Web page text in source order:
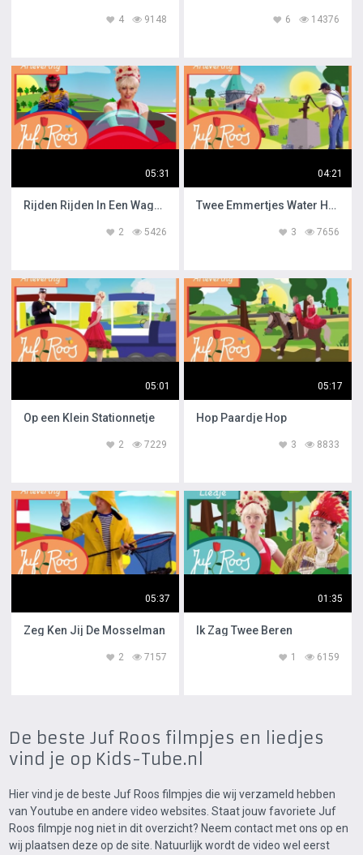
9148
4 14376
6
05:31
Rijden Rijden In Een Wagentje
5426
2
04:21
Twee Emmertjes Water Halen
7656
3
05:01
Op een Klein Stationnetje
7229
2
05:17
Hop Paardje Hop
8833
3
05:37
Zeg Ken Jij De Mosselman
7157
2
01:35
Ik Zag Twee Beren
6159
1
De beste Juf Roos filmpjes en liedjes
vind je op Kids-Tube.nl
Hier vind je de beste Juf Roos filmpjes die wij verzameld hebben
van Youtube en andere video websites. Staat jouw favoriete Juf
Roos filmpje nog niet in dit overzicht? Neem contact met ons op en
wij plaatsen deze op de site. Natuurlijk wordt de video wel eerst